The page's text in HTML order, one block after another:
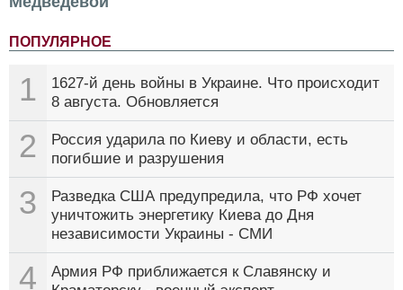
ПОПУЛЯРНОЕ
1
1627-й день войны в Украине. Что происходит
8 августа. Обновляется
2
Россия ударила по Киеву и области, есть
погибшие и разрушения
3
Разведка США предупредила, что РФ хочет
уничтожить энергетику Киева до Дня
независимости Украины - СМИ
4
Армия РФ приближается к Славянску и